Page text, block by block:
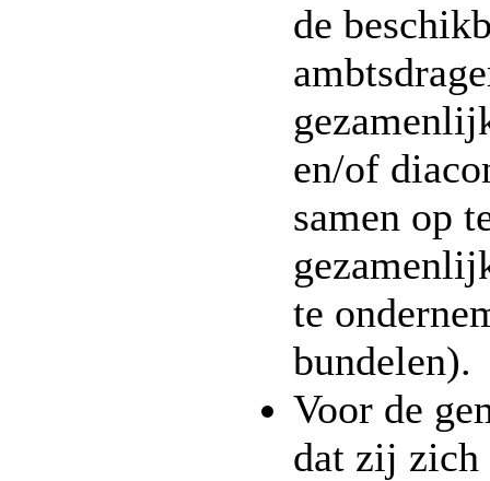
de
en/of
samen op
te
bundelen).
Voor de
dat zij